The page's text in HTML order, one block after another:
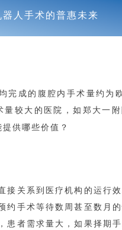
人手术的普惠未来
完成的腹腔内手术量约为
量较大的医院，如郑大一
供哪些价值？
接关系到医疗机构的运行
约手术等待数周甚至数月的
患者需求量大，如果择期